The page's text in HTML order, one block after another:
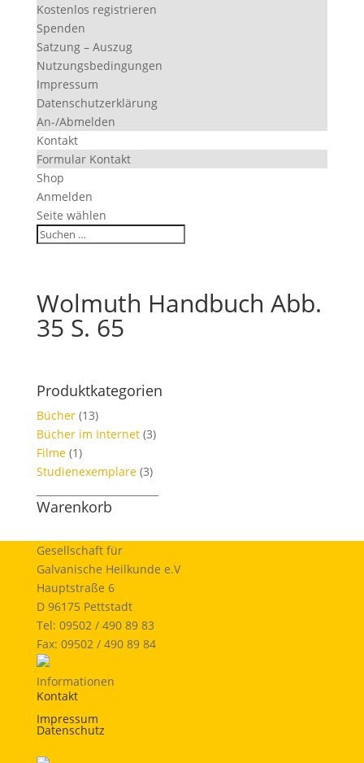
Kostenlos registrieren
Spenden
Satzung – Auszug
Nutzungsbedingungen
Impressum
Datenschutzerklärung
An-/Abmelden
Kontakt
Formular Kontakt
Shop
Anmelden
Seite wählen
Wolmuth Handbuch Abb.
35 S. 65
Produktkategorien
Bücher (13)
Bücher im Internet (3)
Filme (1)
Studienexemplare (3)
Warenkorb
Gesellschaft für
Galvanische Heilkunde e.V
Hauptstraße 6
D 96175 Pettstadt
Tel: 09502 / 490 89 83
Fax: 09502 / 490 89 84
Informationen
Kontakt
Impressum
Datenschutz